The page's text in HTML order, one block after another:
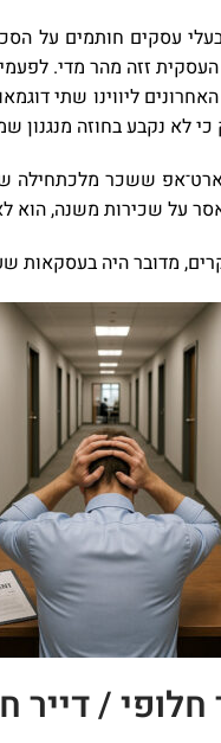
עסקים חותמים על
זזה מהר מדי.
כי לא נקבע בחוזה מנגנון
ששכר מלכתחילה
על שכירות משנה, הוא
מדובר היה בעסקאות
חלופי /